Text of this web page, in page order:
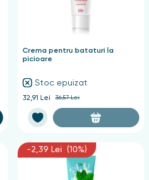
Crema pentru bataturi la
picioare
Stoc epuizat
32,91 Lei 36,57 Lei
-2,39 Lei (10%)